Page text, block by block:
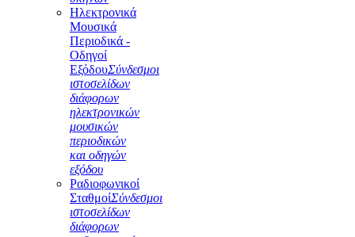
Ηλεκτρονικά
Μουσικά
Περιοδικά -
Οδηγοί
ΕξόδουΣύνδεσμοι
ιστοσελίδων
διάφορων
ηλεκτρονικών
μουσικών
περιοδικών
και οδηγών
εξόδου
Ραδιοφωνικοί
ΣταθμοίΣύνδεσμοι
ιστοσελίδων
διάφορων